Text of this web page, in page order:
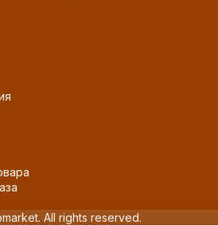
All rights reserved.